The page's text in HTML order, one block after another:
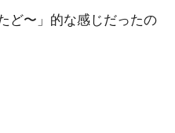
ど〜」的な感じだったの